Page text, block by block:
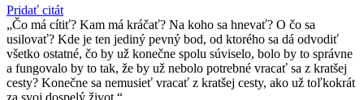
Pridať citát
Čo má cítiť? Kam má kráčať? Na koho sa hnevať? O čo sa
usilovať? Kde je ten jediný pevný bod, od ktorého sa dá odvodiť
všetko ostatné, čo by už konečne spolu súviselo, bolo by to správne
a fungovalo by to tak, že by už nebolo potrebné vracať sa z kratšej
cesty? Konečne sa nemusieť vracať z kratšej cesty, ako už toľkokrát